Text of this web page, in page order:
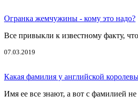
Огранка жемчужины - кому это надо?
Все привыкли к известному факту,
07.03.2019
Какая фамилия у английской
Имя ее все знают, а вот с фамилией не